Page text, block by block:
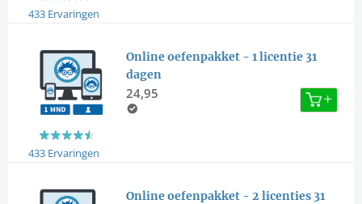
433 Ervaringen
433 Ervaringen
Online oefenpakket - 1 licentie 31
dagen
24,95
Online oefenpakket - 2 licenties 31